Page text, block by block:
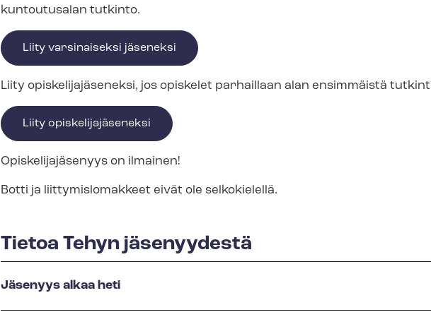
kuntoutusalan tutkinto.
Liity varsinaiseksi jäseneksi
Liity opis­ke­li­ja­jä­se­nek­si, jos opiskelet parhaillaan alan ensimmäistä
Liity opis­ke­li­ja­jä­se­nek­si
Opis­ke­li­ja­jä­se­nyys on ilmainen!
Botti ja liit­ty­mis­lo­mak­keet eivät ole selkokielellä.
Tietoa Tehyn jäsenyydestä
Jäsenyys alkaa heti